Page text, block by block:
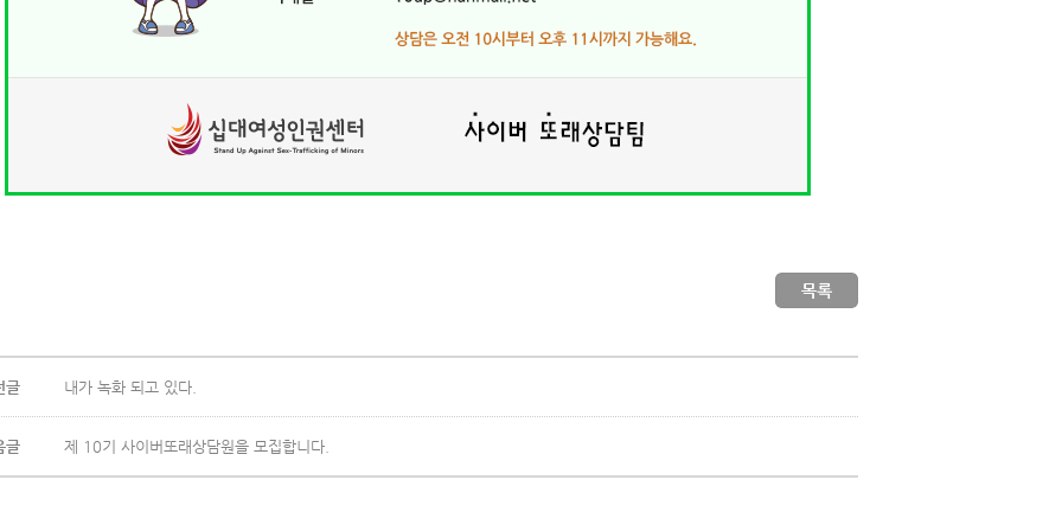
글 내가 녹화 되고 있다.
글 제 10기 사이버또래상담원을 모집합니다.